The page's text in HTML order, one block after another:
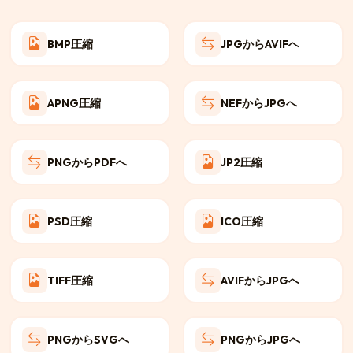
BMP圧縮 JPGからAVIFへ
APNG圧縮 NEFからJPGへ
PNGからPDFへ JP2圧縮
PSD圧縮 ICO圧縮
TIFF圧縮 AVIFからJPGへ
PNGからSVGへ PNGからJPGへ